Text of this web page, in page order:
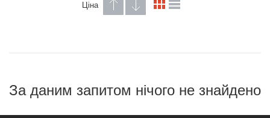
Ціна
За даним запитом нічого не знайдено